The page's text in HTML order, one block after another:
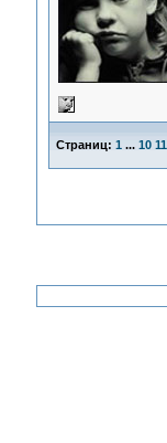
Страниц: 1 ... 10 11